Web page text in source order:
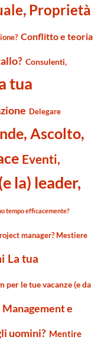
Proprietà
Conflitto e teoria
Consulenti,
tua
Delegare
Ascolto,
Eventi,
la) leader,
tempo efficacemente?
manager? Mestiere
La tua
per le tue vacanze (e da
Management e
uomini? Mentire